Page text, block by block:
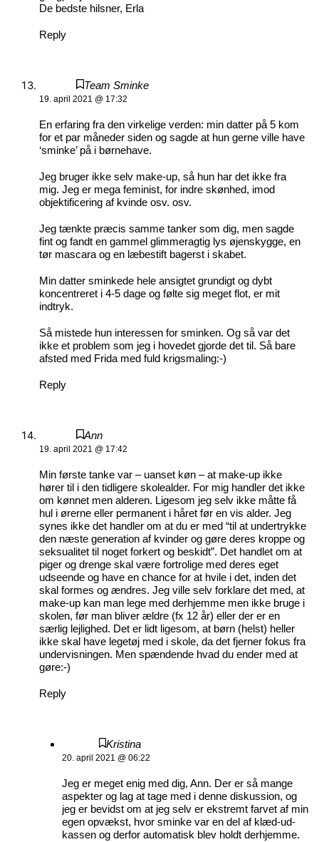
De bedste hilsner, Erla
Reply
Team Sminke
19. april 2021 @ 17:32
En erfaring fra den virkelige verden: min datter på 5 kom
for et par måneder siden og sagde at hun gerne ville have
‘sminke’ på i børnehave.
Jeg bruger ikke selv make-up, så hun har det ikke fra
mig. Jeg er mega feminist, for indre skønhed, imod
objektificering af kvinde osv. osv.
Jeg tænkte præcis samme tanker som dig, men sagde
fint og fandt en gammel glimmeragtig lys øjenskygge, en
tør mascara og en læbestift bagerst i skabet.
Min datter sminkede hele ansigtet grundigt og dybt
koncentreret i 4-5 dage og følte sig meget flot, er mit
indtryk.
Så mistede hun interessen for sminken. Og så var det
ikke et problem som jeg i hovedet gjorde det til. Så bare
afsted med Frida med fuld krigsmaling:-)
Reply
Ann
19. april 2021 @ 17:42
Min første tanke var – uanset køn – at make-up ikke
hører til i den tidligere skolealder. For mig handler det ikke
om kønnet men alderen. Ligesom jeg selv ikke måtte få
hul i ørerne eller permanent i håret før en vis alder. Jeg
synes ikke det handler om at du er med “til at undertrykke
den næste generation af kvinder og gøre deres kroppe og
seksualitet til noget forkert og beskidt”. Det handlet om at
piger og drenge skal være fortrolige med deres eget
udseende og have en chance for at hvile i det, inden det
skal formes og ændres. Jeg ville selv forklare det med, at
make-up kan man lege med derhjemme men ikke bruge i
skolen, før man bliver ældre (fx 12 år) eller der er en
særlig lejlighed. Det er lidt ligesom, at børn (helst) heller
ikke skal have legetøj med i skole, da det fjerner fokus fra
undervisningen. Men spændende hvad du ender med at
gøre:-)
Reply
Kristina
20. april 2021 @ 06:22
Jeg er meget enig med dig, Ann. Der er så mange
aspekter og lag at tage med i denne diskussion, og
jeg er bevidst om at jeg selv er ekstremt farvet af min
egen opvækst, hvor sminke var en del af klæd-ud-
kassen og derfor automatisk blev holdt derhjemme.